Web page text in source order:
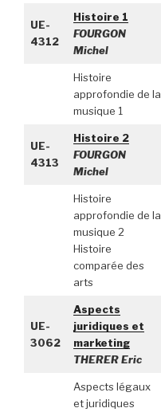
UE-
4312
Histoire 1
FOURGON
Michel
Histoire
approfondie de la
musique 1
UE-
4313
Histoire 2
FOURGON
Michel
Histoire
approfondie de la
musique 2
Histoire
comparée des
arts
UE-
3062
Aspects
juridiques et
marketing
THERER Eric
Aspects légaux
et juridiques